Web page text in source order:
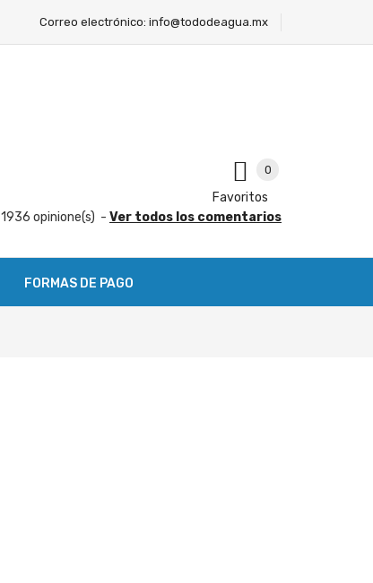
Correo electrónico: info@tododeagua.mx
0
Favoritos
1936 opinione(s) - Ver todos los comentarios
FORMAS DE PAGO